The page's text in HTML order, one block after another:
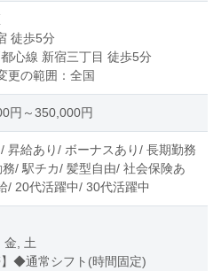
徒歩5分
心線 新宿三丁目 徒歩5分
更の範囲：全国
円～350,000円
昇給あり/ ボーナスあり/ 長期勤務
/ 駅チカ/ 髪型自由/ 社会保険あ
/ 20代活躍中/ 30代活躍中
金, 土
】◆通常シフト(時間固定)